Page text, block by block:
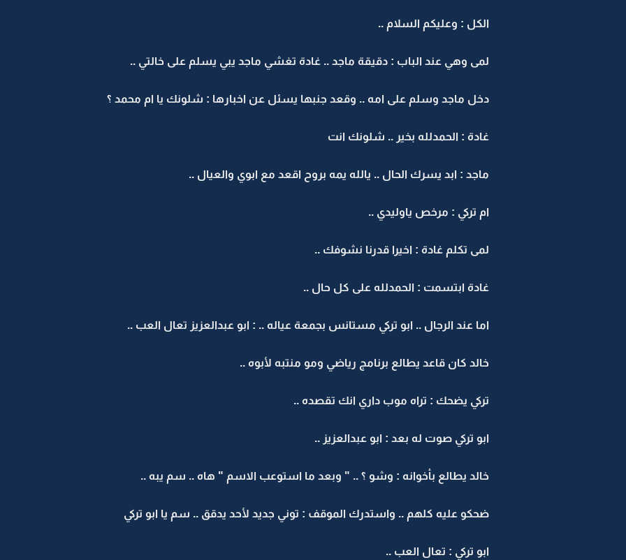
الكل : وعليكم السلام ..
لمى وهي عند الباب : دقيقة ماجد .. غادة تغشي ماجد يبي يسلم على خالتي ..
دخل ماجد وسلم على امه .. وقعد جنبها يسئل عن اخبارها : شلونك يا ام محمد ؟
غادة : الحمدلله بخير .. شلونك انت
ماجد : ابد يسرك الحال .. يالله يمه بروح اقعد مع ابوي والعيال ..
ام تركي : مرخص ياوليدي ..
لمى تكلم غادة : اخيرا قدرنا نشوفك ..
غادة ابتسمت : الحمدلله على كل حال ..
اما عند الرجال .. ابو تركي مستانس بجمعة عياله .. : ابو عبدالعزيز تعال العب ..
خالد كان قاعد يطالع برنامج رياضي ومو منتبه لأبوه ..
تركي يضحك : تراه موب داري انك تقصده ..
ابو تركي صوت له بعد : ابو عبدالعزيز ..
خالد يطالع بأخوانه : وشو ؟ .. " وبعد ما استوعب الاسم " هاه .. سم يبه ..
ضحكو عليه كلهم .. واستدرك الموقف : توني جديد لأحد يدقق .. سم يا ابو تركي
ابو تركي : تعال العب ..